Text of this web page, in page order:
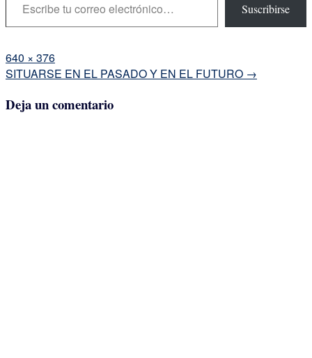
Suscribirse
Tamaño
completo
640 × 376
Navegación
la
SITUARSE EN EL PASADO Y EN EL FUTURO →
Deja un comentario